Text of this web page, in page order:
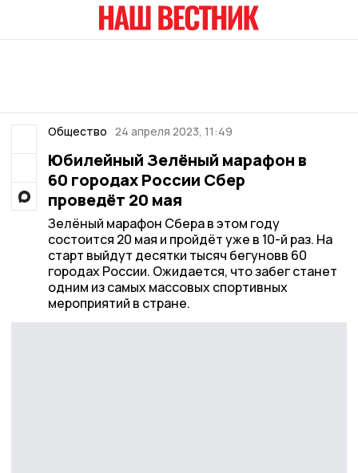
Общество 24 апреля 2023, 11:49
Юбилейный Зелёный марафон в
60 городах России Сбер
проведёт 20 мая
Зелёный марафон Сбера в этом году
состоится 20 мая и пройдёт уже в 10-й раз. На
старт выйдут десятки тысяч бегуновв 60
городах России. Ожидается, что забег станет
одним из самых массовых спортивных
мероприятий в стране.